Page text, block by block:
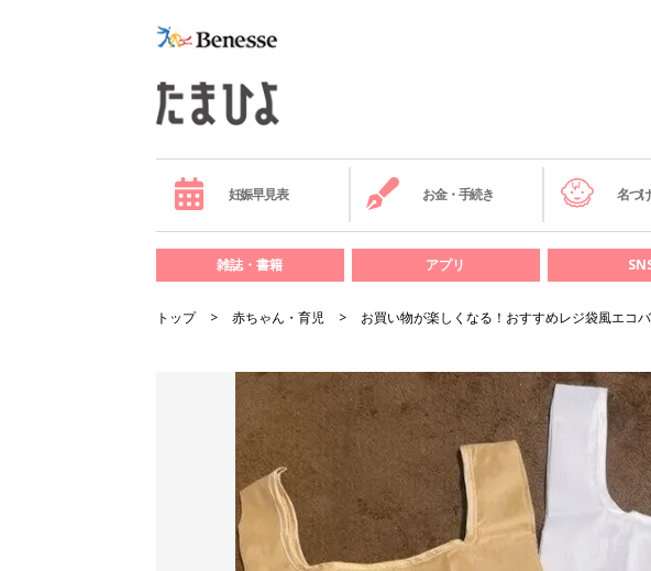
妊娠早見表 お金・手続き 名づ
雑誌・書籍 アプリ
トップ 赤ちゃん・育児 お買い物が楽しくなる！おすすめレジ袋風エコ